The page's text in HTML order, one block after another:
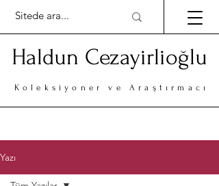
Haldun Cezayirlioğlu
Koleksiyoner ve Araştırmacı
Yazı